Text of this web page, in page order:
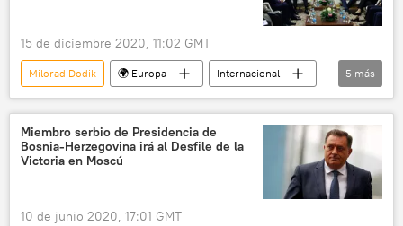
15 de diciembre 2020, 11:02 GMT
Milorad Dodik 🌍 Europa
Internacional
Rusia
política
Serguéi Lavrov
Bosnia Herzegovina
noticias
5 más
Miembro serbio de Presidencia de
Bosnia-Herzegovina irá al Desfile de la
Victoria en Moscú
10 de junio 2020, 17:01 GMT